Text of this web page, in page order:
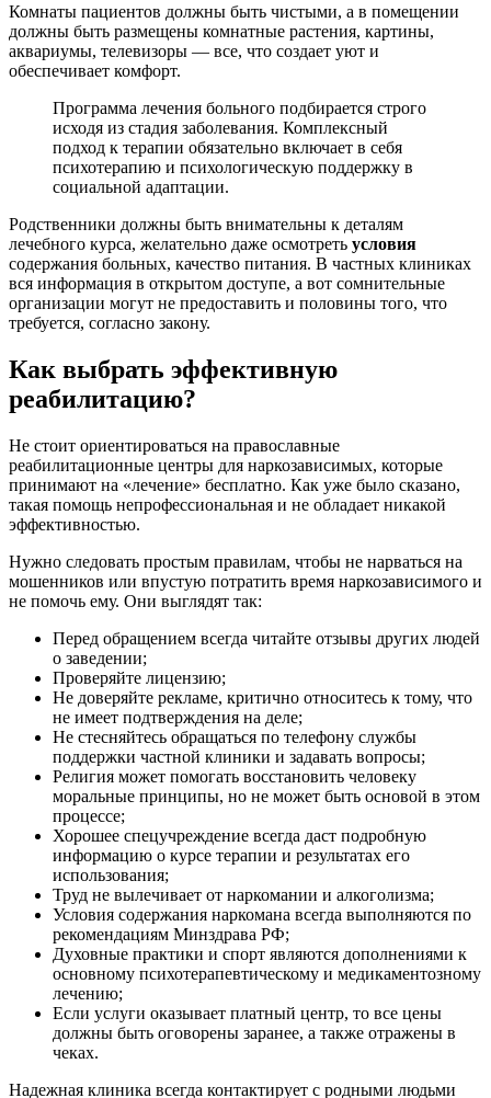
Комнаты пациентов должны быть чистыми, а в помещении
должны быть размещены комнатные растения, картины,
аквариумы, телевизоры — все, что создает уют и
обеспечивает комфорт.
Программа лечения больного подбирается строго
исходя из стадия заболевания. Комплексный
подход к терапии обязательно включает в себя
психотерапию и психологическую поддержку в
социальной адаптации.
Родственники должны быть внимательны к деталям
лечебного курса, желательно даже осмотреть условия
содержания больных, качество питания. В частных клиниках
вся информация в открытом доступе, а вот сомнительные
организации могут не предоставить и половины того, что
требуется, согласно закону.
Как выбрать эффективную
реабилитацию?
Не стоит ориентироваться на православные
реабилитационные центры для наркозависимых, которые
принимают на «лечение» бесплатно. Как уже было сказано,
такая помощь непрофессиональная и не обладает никакой
эффективностью.
Нужно следовать простым правилам, чтобы не нарваться на
мошенников или впустую потратить время наркозависимого и
не помочь ему. Они выглядят так:
Перед обращением всегда читайте отзывы других людей
о заведении;
Проверяйте лицензию;
Не доверяйте рекламе, критично относитесь к тому, что
не имеет подтверждения на деле;
Не стесняйтесь обращаться по телефону службы
поддержки частной клиники и задавать вопросы;
Религия может помогать восстановить человеку
моральные принципы, но не может быть основой в этом
процессе;
Хорошее спецучреждение всегда даст подробную
информацию о курсе терапии и результатах его
использования;
Труд не вылечивает от наркомании и алкоголизма;
Условия содержания наркомана всегда выполняются по
рекомендациям Минздрава РФ;
Духовные практики и спорт являются дополнениями к
основному психотерапевтическому и медикаментозному
лечению;
Если услуги оказывает платный центр, то все цены
должны быть оговорены заранее, а также отражены в
чеках.
Надежная клиника всегда контактирует с родными людьми